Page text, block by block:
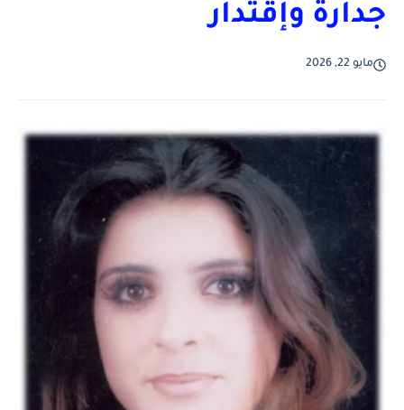
جدارة وإقتدار
مايو 22, 2026